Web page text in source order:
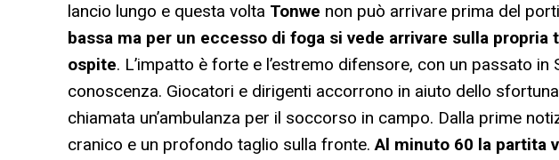
lancio lungo e questa volta Tonwe non può arrivare prima del
bassa ma per un eccesso di foga si vede arrivare sulla
ospite. L’impatto è forte e l’estremo difensore, con un passato
conoscenza. Giocatori e dirigenti accorrono in aiuto dello
chiamata un’ambulanza per il soccorso in campo. Dalla prime
cranico e un profondo taglio sulla fronte.Al minuto 60 la partita